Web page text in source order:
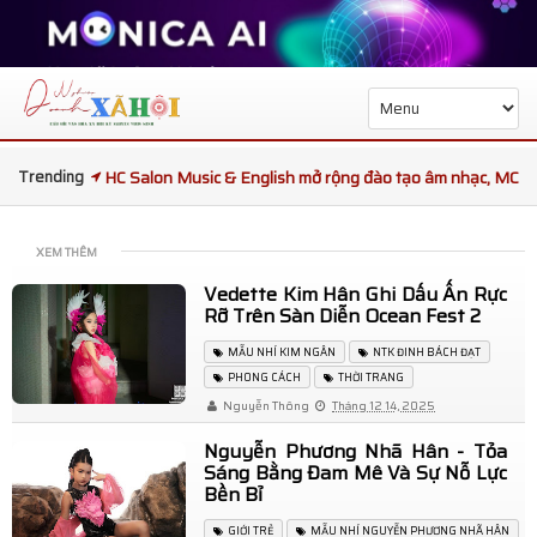
Trending
HC Salon Music & English mở rộng đào tạo âm nhạc, MC
Tọa đàm sức khỏe phổi kết nối chuyên gia Việt Nam và
Thái Lan
Ba đại diện Việt Nam được kỳ vọng tạo dấu ấn tại King
and Queen Republic Continent International 2026
Trạm Phóng Tương Lai mùa 7 bàn giao trường học mới,
mang Tết Thiếu nhi ấm áp đến trẻ em Gia Lai
XEM THÊM
Vedette Kim Hân Ghi Dấu Ấn Rực
Rỡ Trên Sàn Diễn Ocean Fest 2
MẪU NHÍ KIM NGÂN
NTK ĐINH BÁCH ĐẠT
PHONG CÁCH
THỜI TRANG
Nguyễn Thông Tháng 12 14, 2025
Nguyễn Phương Nhã Hân - Tỏa
Sáng Bằng Đam Mê Và Sự Nỗ Lực
Bền Bỉ
GIỚI TRẺ
MẪU NHÍ NGUYỄN PHƯƠNG NHÃ HÂN